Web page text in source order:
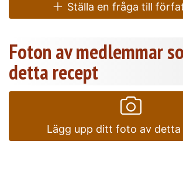
Ställa en fråga till
Foton av medlemmar
detta recept
Lägg upp ditt foto av detta